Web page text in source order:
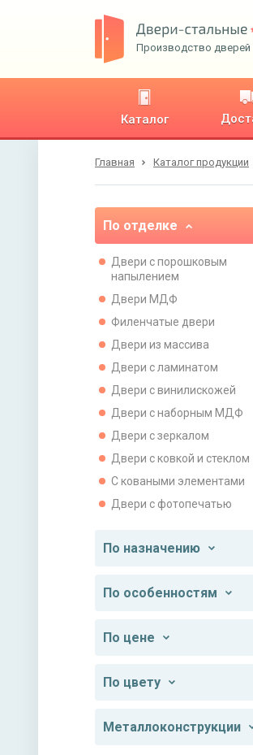
Производство дверей
Каталог
Главная Каталог продукции
По отделке
Двери с порошковым
напылением
Двери МДФ
Филенчатые двери
Двери из массива
Двери с ламинатом
Двери с винилискожей
Двери с наборным МДФ
Двери с зеркалом
Двери с ковкой и стеклом
С коваными элементами
Двери с фотопечатью
По назначению
По особенностям
По цене
По цвету
Металлоконструкции